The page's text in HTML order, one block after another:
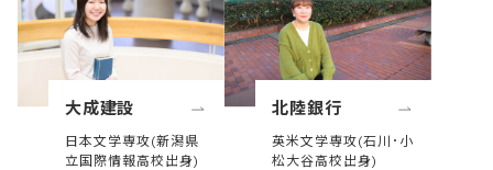
大成建設
日本文学専攻(新潟県
立国際情報高校出身)
北陸銀行
英米文学専攻(石川･小
松大谷高校出身)